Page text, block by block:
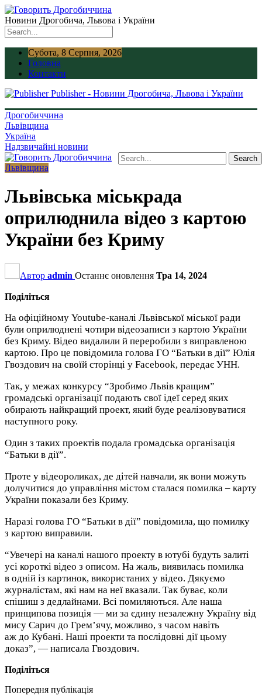
Новини Дрогобича, Львова і України
Субота, 8 Серпня, 2026
Головна
Контакти
Publisher - Новини Дрогобича, Львова і України
Дрогобиччина
Львівщина
Україна
Надзвичайні новини
Львівщина
Львівська міськрада
оприлюднила відео з картою
України без Криму
Автор admin Останнє оновлення Тра 14, 2024
Поділіться
На офіційному Youtube-каналі Львівської міської ради
були оприлюднені чотири відеозаписи з картою України
без Криму. Відео видалили й переробили з виправленою
картою. Про це повідомила голова ГО “Батьки в дії” Юлія
Гвоздович на своїй сторінці у Facebook, передає УНН.
Так, у межах конкурсу “Зробимо Львів кращим”
громадські організації подають свої ідеї серед яких
обирають найкращий проект, який буде реалізовуватися
наступного року.
Один з таких проектів подала громадська організація
“Батьки в дії”.
Проте у відеороликах, де дітей навчали, як вони можуть
долучитися до управління містом сталася помилка – карту
України показали без Криму.
Наразі голова ГО “Батьки в дії” повідомила, що помилку
з картою виправили.
“Увечері на каналі нашого проекту в ютубі будуть залиті
усі короткі відео з описом. На жаль, виявилась помилка
в одній із картинок, використаних у відео. Дякуємо
журналістам, які нам на неї вказали. Так буває, коли
спішиш з дедлайнами. Всі помиляються. Але наша
принципова позиція — ми за єдину незалежну Україну від
мису Сарич до Грем’ячу, можливо, з часом навіть
аж до Кубані. Наші проекти та послідовні дії цьому
доказ”, — написала Гвоздович.
Поділіться
Попередня публікація